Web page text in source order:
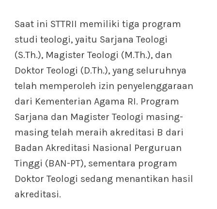
Saat ini STTRII memiliki tiga program
studi teologi, yaitu Sarjana Teologi
(S.Th.), Magister Teologi (M.Th.), dan
Doktor Teologi (D.Th.), yang seluruhnya
telah memperoleh izin penyelenggaraan
dari Kementerian Agama RI. Program
Sarjana dan Magister Teologi masing-
masing telah meraih akreditasi B dari
Badan Akreditasi Nasional Perguruan
Tinggi (BAN-PT), sementara program
Doktor Teologi sedang menantikan hasil
akreditasi.